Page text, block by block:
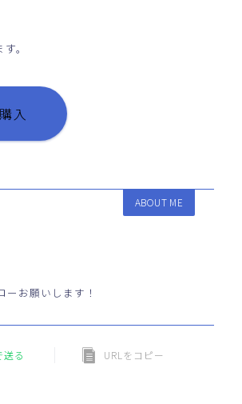
。
入
ABOUT ME
お願いします！
送る URLをコピー